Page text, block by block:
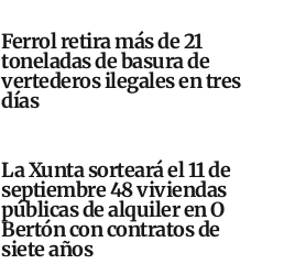
Ferrol retira más de 21
toneladas de basura de
vertederos ilegales en tres
días
La Xunta sorteará el 11 de
septiembre 48 viviendas
públicas de alquiler en O
Bertón con contratos de
siete años